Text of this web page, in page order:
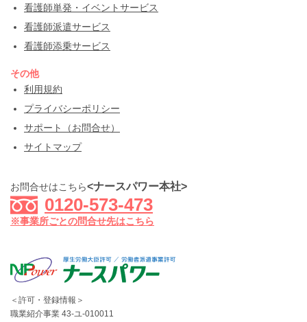
看護師単発・イベントサービス
看護師派遣サービス
看護師添乗サービス
その他
利用規約
プライバシーポリシー
サポート（お問合せ）
サイトマップ
お問合せはこちら<ナースパワー本社>
0120-573-473
※事業所ごとの問合せ先はこちら
＜許可・登録情報＞
職業紹介事業 43-ユ-010011